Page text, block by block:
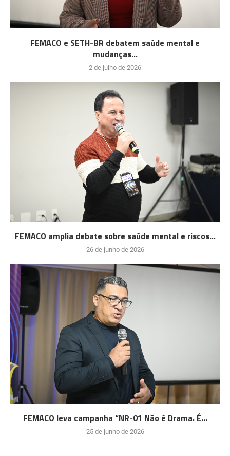
FEMACO e SETH-BR debatem saúde mental e
mudanças...
2 de julho de 2026
FEMACO amplia debate sobre saúde mental e riscos...
26 de junho de 2026
FEMACO leva campanha “NR-01 Não é Drama. É...
25 de junho de 2026